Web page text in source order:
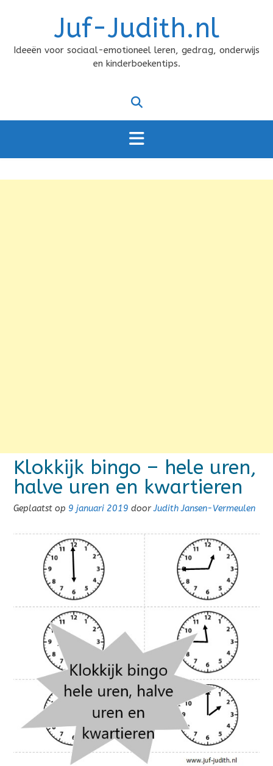
Juf-Judith.nl
Ideeën voor sociaal-emotioneel leren, gedrag, onderwijs
en kinderboekentips.
Klokkijk bingo – hele uren,
halve uren en kwartieren
Geplaatst op 9 januari 2019 doorJudith Jansen-Vermeulen